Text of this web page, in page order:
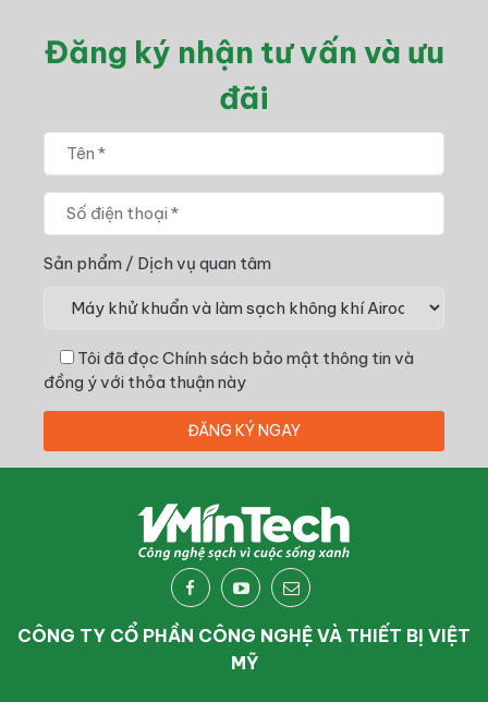
Đăng ký nhận tư vấn và ưu
đãi
Sản phẩm / Dịch vụ quan tâm
Tôi đã đọc Chính sách bảo mật thông tin và
đồng ý với thỏa thuận này
CÔNG TY CỔ PHẦN CÔNG NGHỆ VÀ THIẾT BỊ VIỆT
MỸ